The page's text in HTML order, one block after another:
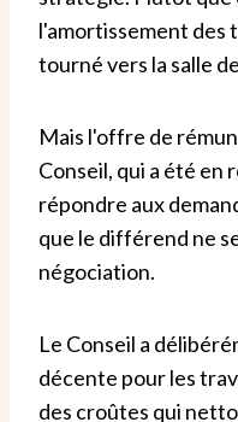
l'amortissement des
tourné vers la salle
Mais l'offre de
Conseil, qui a été en
répondre aux
que le différend ne
négociation.
Le Conseil a
décente pour les
des croûtes qui